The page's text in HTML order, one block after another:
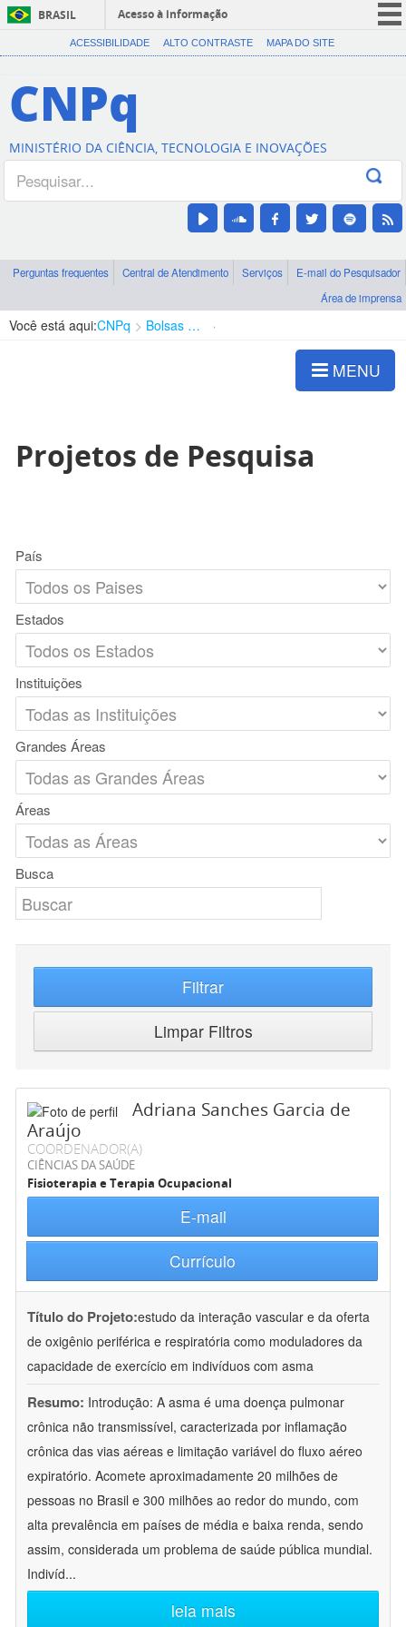
BRASIL
Acesso à informação
CORONAVÍRUS (COVID-19)
Canais
ACESSIBILIDADE ALTO CONTRASTE MAPA DO SITE
CNPq
MINISTÉRIO DA CIÊNCIA, TECNOLOGIA E INOVAÇÕES
Perguntas frequentes Central de Atendimento Serviços
E-mail do Pesquisador
Área de imprensa
Você está aqui:CNPq Bolsas e Auxílios Vigentes
MENU
Projetos de Pesquisa
País
Estados
Instituições
Grandes Áreas
Áreas
Busca
Filtrar
Limpar Filtros
Adriana Sanches Garcia de
Araújo
COORDENADOR(A)
CIÊNCIAS DA SAÚDE
Fisioterapia e Terapia Ocupacional
E-mail
Currículo
Título do Projeto:estudo da interação vascular e da oferta
de oxigênio periférica e respiratória como moduladores da
capacidade de exercício em indivíduos com asma
Resumo: Introdução: A asma é uma doença pulmonar
crônica não transmissível, caracterizada por inflamação
crônica das vias aéreas e limitação variável do fluxo aéreo
expiratório. Acomete aproximadamente 20 milhões de
pessoas no Brasil e 300 milhões ao redor do mundo, com
alta prevalência em países de média e baixa renda, sendo
assim, considerada um problema de saúde pública mundial.
Indivíd...
leia mais